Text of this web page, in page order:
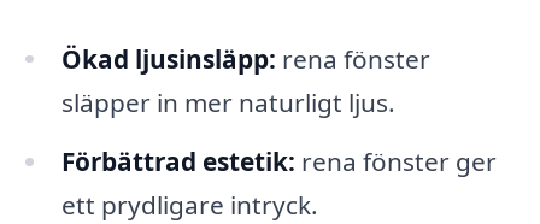
Ökad ljusinsläpp: rena fönster
släpper in mer naturligt ljus.
Förbättrad estetik: rena fönster ger
ett prydligare intryck.